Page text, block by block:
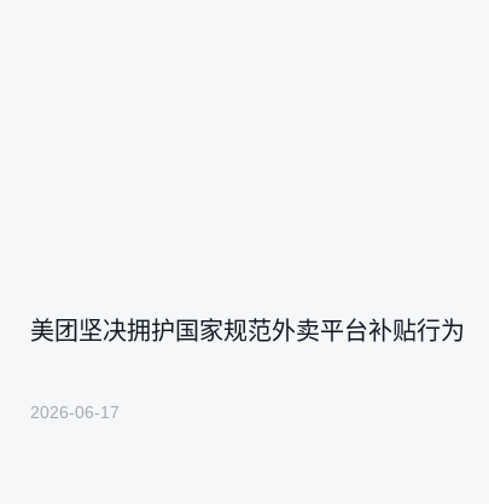
美团坚决拥护国家规范外卖平台补贴行为
2026-06-17